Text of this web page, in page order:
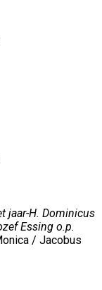
jaar-H. Dominicus
Essing o.p.
/ Jacobus